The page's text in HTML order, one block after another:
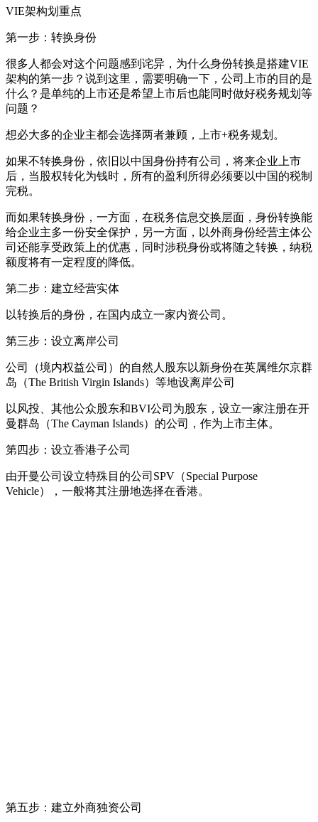
VIE架构划重点
第一步：转换身份
很多人都会对这个问题感到诧异，为什么身份转换是搭建VIE
架构的第一步？说到这里，需要明确一下，公司上市的目的是
什么？是单纯的上市还是希望上市后也能同时做好税务规划等
问题？
想必大多的企业主都会选择两者兼顾，上市+税务规划。
如果不转换身份，依旧以中国身份持有公司，将来企业上市
后，当股权转化为钱时，所有的盈利所得必须要以中国的税制
完税。
而如果转换身份，一方面，在税务信息交换层面，身份转换能
给企业主多一份安全保护，另一方面，以外商身份经营主体公
司还能享受政策上的优惠，同时涉税身份或将随之转换，纳税
额度将有一定程度的降低。
第二步：建立经营实体
以转换后的身份，在国内成立一家内资公司。
第三步：设立离岸公司
公司（境内权益公司）的自然人股东以新身份在英属维尔京群
岛（The British Virgin Islands）等地设离岸公司
以风投、其他公众股东和BVI公司为股东，设立一家注册在开
曼群岛（The Cayman Islands）的公司，作为上市主体。
第四步：设立香港子公司
由开曼公司设立特殊目的公司SPV（Special Purpose
Vehicle），一般将其注册地选择在香港。
第五步：建立外商独资公司